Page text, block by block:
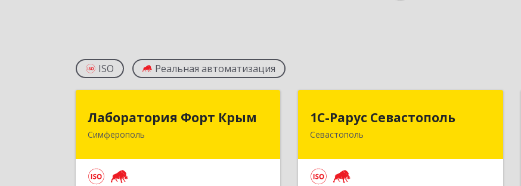
ISO Реальная автоматизация
Лаборатория Форт Крым
Симферополь
Лаборатория Форт Крым
295034, Крым Респ, Симферополь г,
1С-Рарус Севастополь
Севастополь
299011, Севастополь г, Кулакова ул,